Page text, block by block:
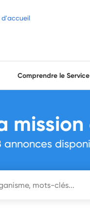
Comprendre le
annonces